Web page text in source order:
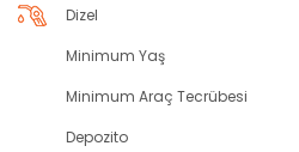
Dizel
Minimum Yaş
Minimum Araç Tecrübesi
Depozito